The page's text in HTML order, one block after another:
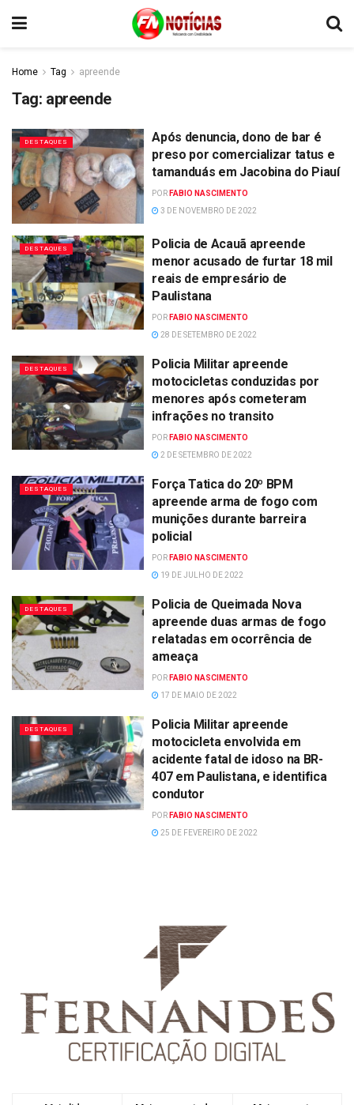
Home Tag apreende
Tag: apreende
DESTAQUES
Após denuncia, dono de bar é
preso por comercializar tatus e
tamanduás em Jacobina do Piauí
POR FABIO NASCIMENTO
3 DE NOVEMBRO DE 2022
DESTAQUES
Policia de Acauã apreende
menor acusado de furtar 18 mil
reais de empresário de
Paulistana
POR FABIO NASCIMENTO
28 DE SETEMBRO DE 2022
DESTAQUES
Policia Militar apreende
motocicletas conduzidas por
menores após cometeram
infrações no transito
POR FABIO NASCIMENTO
2 DE SETEMBRO DE 2022
DESTAQUES
Força Tatica do 20º BPM
apreende arma de fogo com
munições durante barreira
policial
POR FABIO NASCIMENTO
19 DE JULHO DE 2022
DESTAQUES
Policia de Queimada Nova
apreende duas armas de fogo
relatadas em ocorrência de
ameaça
POR FABIO NASCIMENTO
17 DE MAIO DE 2022
DESTAQUES
Policia Militar apreende
motocicleta envolvida em
acidente fatal de idoso na BR-
407 em Paulistana, e identifica
condutor
POR FABIO NASCIMENTO
25 DE FEVEREIRO DE 2022